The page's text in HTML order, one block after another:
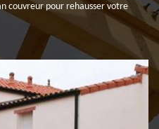
couvreur pour rehausser votre